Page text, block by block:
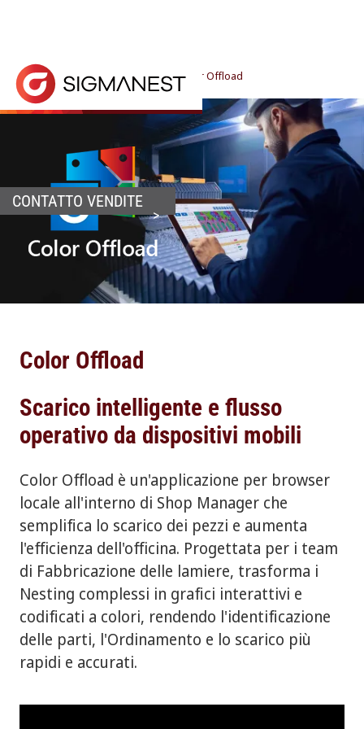
Home> Produttività > Officina>Color Offload
Color Offload è una soluzione facile da usare,
CONTATTO VENDITE
Color Offload
Scarico intelligente e flusso
operativo da dispositivi mobili
Color Offload è un'applicazione per browser
locale all'interno di Shop Manager che
semplifica lo scarico dei pezzi e aumenta
l'efficienza dell'officina. Progettata per i team
di Fabbricazione delle lamiere, trasforma i
Nesting complessi in grafici interattivi e
codificati a colori, rendendo l'identificazione
delle parti, l'Ordinamento e lo scarico più
rapidi e accurati.